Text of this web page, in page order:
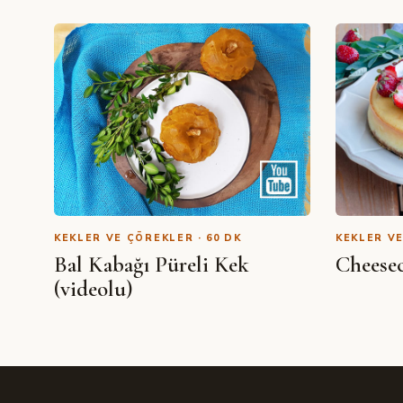
KEKLER VE ÇÖREKLER · 60 DK
Bal Kabağı Püreli Kek
(videolu)
KEKLER